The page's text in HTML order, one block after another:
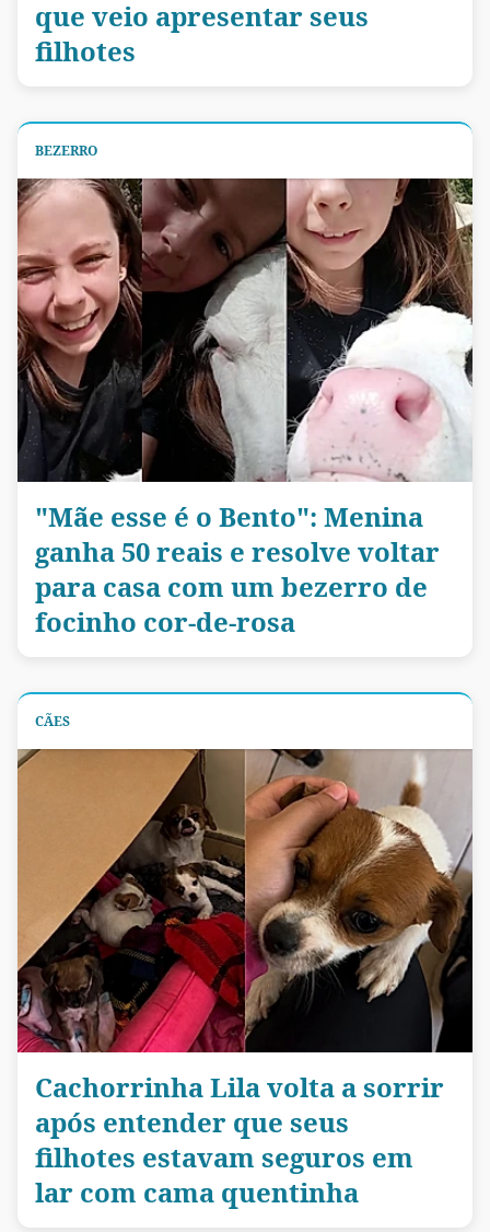
que veio apresentar seus
filhotes
BEZERRO
"Mãe esse é o Bento": Menina
ganha 50 reais e resolve voltar
para casa com um bezerro de
focinho cor-de-rosa
CÃES
Cachorrinha Lila volta a sorrir
após entender que seus
filhotes estavam seguros em
lar com cama quentinha